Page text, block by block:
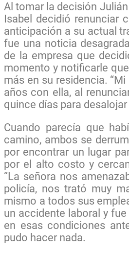
Al tomar la decisión
Isabel decidió renunciar
anticipación a su actual
fue una noticia
de la empresa que
momento y notificarle
más en su residencia.
años con ella, al
quince días para desalojar
Cuando parecía que
camino, ambos se
por encontrar un lugar
por el alto costo y
“La señora nos
policía, nos trató muy
mismo a todos sus
un accidente laboral y
en esas condiciones
pudo hacer nada.